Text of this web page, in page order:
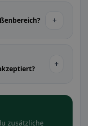
+
+
zusätzliche